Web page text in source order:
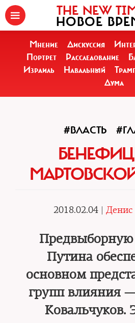
THE NEW
НОВОЕ
Мнение Дискуссия
Портрет
Расследование
Израиль
Навальный
Дума
#ВЛАСТЬ
2018.02.04 | Денис
Путина
основном
групп влияния
Ковальчуков.